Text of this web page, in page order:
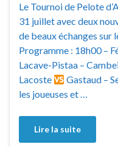
Le Tournoi de Pelote
31 juillet avec deux
de beaux échanges sur
Programme : 18h00 –
Lacave-Pistaa –
Lacoste
Gastaud –
les joueuses et …
Lire la suite